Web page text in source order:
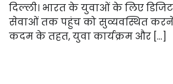
दिल्ली। भारत के युवाओं के लिए
सेवाओं तक पहुंच को सुव्यवस्थित
कदम के तहत, युवा कार्यक्रम और […]